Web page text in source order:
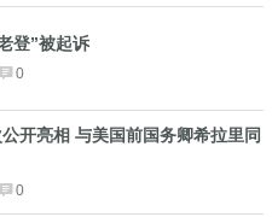
登”被起诉
0
开亮相 与美国前国务卿希拉里同
0